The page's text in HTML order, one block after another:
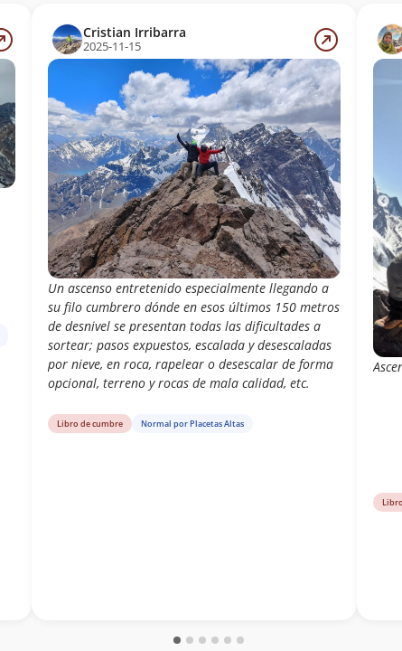
Cristian Irribarra
2025-11-15
Un ascenso entretenido especialmente llegando a
su filo cumbrero dónde en esos últimos 150 metros
de desnivel se presentan todas las dificultades a
sortear; pasos expuestos, escalada y desescaladas
por nieve, en roca, rapelear o desescalar de forma
opcional, terreno y rocas de mala calidad, etc.
Libro de cumbre Normal por Placetas Altas